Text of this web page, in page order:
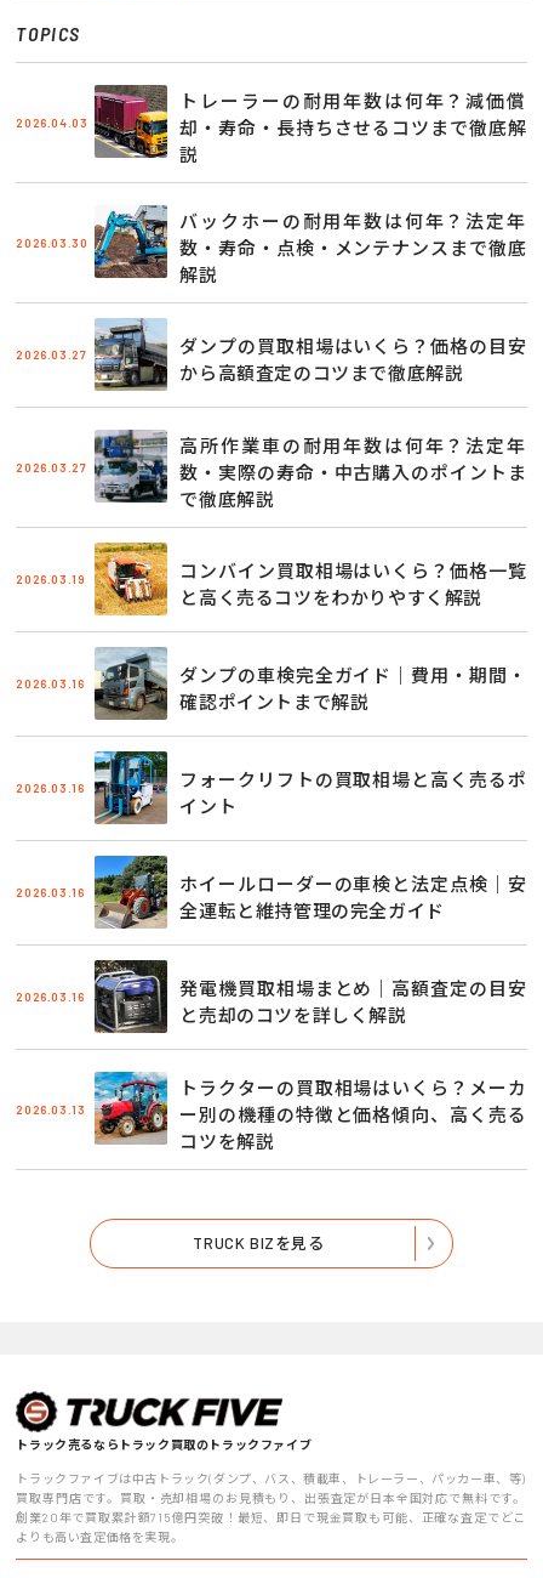
TOPICS
2026.04.03
トレーラーの耐用年数は何年？減価償
却・寿命・長持ちさせるコツまで徹底解
説
2026.03.30
バックホーの耐用年数は何年？法定年
数・寿命・点検・メンテナンスまで徹底
解説
2026.03.27
ダンプの買取相場はいくら？価格の目安
から高額査定のコツまで徹底解説
2026.03.27
高所作業車の耐用年数は何年？法定年
数・実際の寿命・中古購入のポイントま
で徹底解説
2026.03.19
コンバイン買取相場はいくら？価格一覧
と高く売るコツをわかりやすく解説
2026.03.16
ダンプの車検完全ガイド｜費用・期間・
確認ポイントまで解説
2026.03.16
フォークリフトの買取相場と高く売るポ
イント
2026.03.16
ホイールローダーの車検と法定点検｜安
全運転と維持管理の完全ガイド
2026.03.16
発電機買取相場まとめ｜高額査定の目安
と売却のコツを詳しく解説
2026.03.13
トラクターの買取相場はいくら？メーカ
ー別の機種の特徴と価格傾向、高く売る
コツを解説
TRUCK BIZを見る
トラック売るならトラック買取のトラックファイブ
トラックファイブは中古トラック(ダンプ、バス、積載車、トレーラー、パッカー車、等)
買取専門店です。買取・売却相場のお見積もり、出張査定が日本全国対応で無料です。
創業20年で買取累計額715億円突破！最短、即日で現金買取も可能、正確な査定でどこ
よりも高い査定価格を実現。